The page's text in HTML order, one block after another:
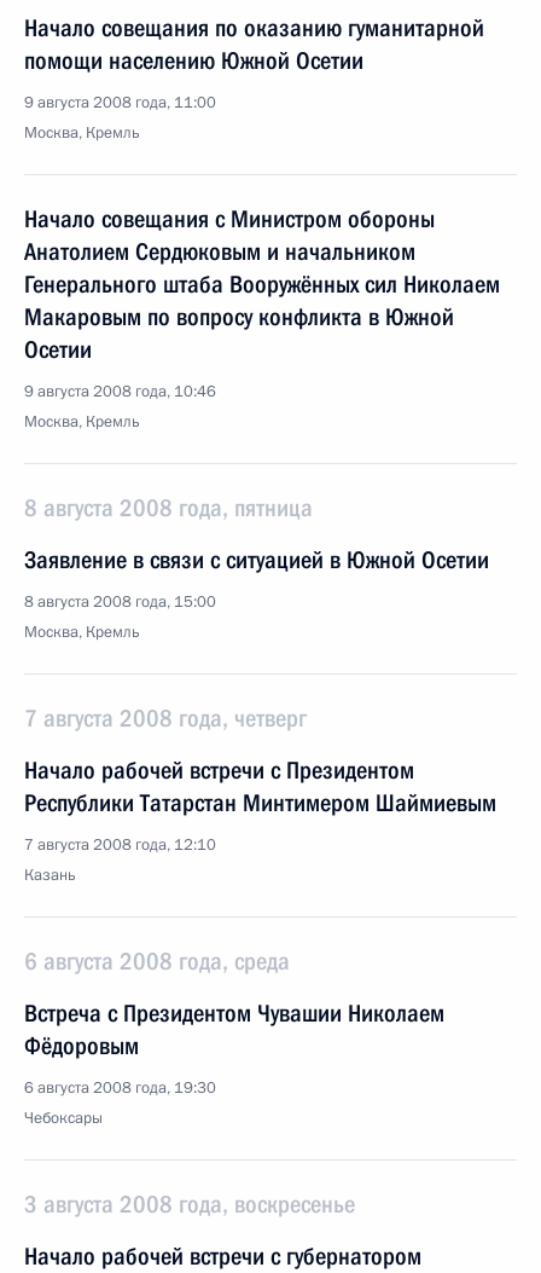
Начало совещания по оказанию гуманитарной
помощи населению Южной Осетии
9 августа 2008 года, 11:00
Москва, Кремль
Начало совещания с Министром обороны
Анатолием Сердюковым и начальником
Генерального штаба Вооружённых сил Николаем
Макаровым по вопросу конфликта в Южной
Осетии
9 августа 2008 года, 10:46
Москва, Кремль
8 августа 2008 года, пятница
Заявление в связи с ситуацией в Южной Осетии
8 августа 2008 года, 15:00
Москва, Кремль
7 августа 2008 года, четверг
Начало рабочей встречи с Президентом
Республики Татарстан Минтимером Шаймиевым
7 августа 2008 года, 12:10
Казань
6 августа 2008 года, среда
Встреча с Президентом Чувашии Николаем
Фёдоровым
6 августа 2008 года, 19:30
Чебоксары
3 августа 2008 года, воскресенье
Начало рабочей встречи с губернатором